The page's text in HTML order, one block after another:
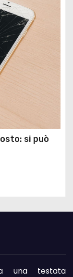
si può
una testata